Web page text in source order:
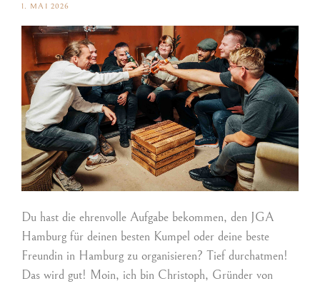
1. MAI 2026
Du hast die ehrenvolle Aufgabe bekommen, den JGA
Hamburg für deinen besten Kumpel oder deine beste
Freundin in Hamburg zu organisieren? Tief durchatmen!
Das wird gut! Moin, ich bin Christoph, Gründer von